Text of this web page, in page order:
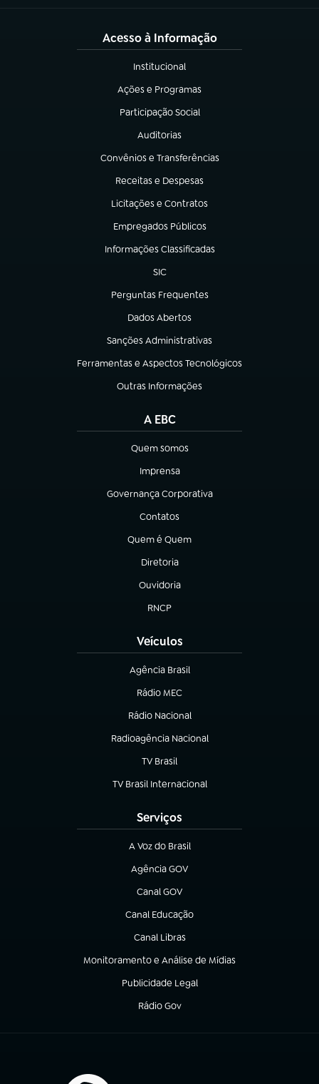
Acesso à Informação
Institucional
(abre em nova aba)
Ações e Programas
(abre em nova aba)
Participação Social
(abre em nova aba)
Auditorias
(abre em nova aba)
Convênios e Transferências
(abre em nova aba)
Receitas e Despesas
(abre em nova aba)
Licitações e Contratos
(abre em nova aba)
Empregados Públicos
(abre em nova aba)
Informações Classificadas
(abre em nova aba)
SIC
(abre em nova aba)
Perguntas Frequentes
(abre em nova aba)
Dados Abertos
(abre em nova aba)
Sanções Administrativas
(abre em nova aba)
Ferramentas e Aspectos Tecnológicos
(abre em nova aba)
Outras Informações
(abre em nova aba)
A EBC
Quem somos
(abre em nova aba)
Imprensa
(abre em nova aba)
Governança Corporativa
(abre em nova aba)
Contatos
(abre em nova aba)
Quem é Quem
(abre em nova aba)
Diretoria
(abre em nova aba)
Ouvidoria
(abre em nova aba)
RNCP
(abre em nova aba)
Veículos
Agência Brasil
(abre em nova aba)
Rádio MEC
(abre em nova aba)
Rádio Nacional
Radioagência Nacional
(abre em nova aba)
TV Brasil
(abre em nova aba)
TV Brasil Internacional
(abre em nova aba)
Serviços
A Voz do Brasil
(abre em nova aba)
Agência GOV
(abre em nova aba)
Canal GOV
(abre em nova aba)
Canal Educação
(abre em nova aba)
Canal Libras
(abre em nova aba)
Monitoramento e Análise de Mídias
(abre em nova aba)
Publicidade Legal
(abre em nova aba)
Rádio Gov
(abre em nova aba)